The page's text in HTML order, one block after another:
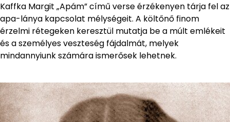
Kaffka Margit „Apám” című verse érzékenyen tárja fel az
apa-lánya kapcsolat mélységeit. A költőnő finom
érzelmi rétegeken keresztül mutatja be a múlt emlékeit
és a személyes veszteség fájdalmát, melyek
mindannyiunk számára ismerősek lehetnek.